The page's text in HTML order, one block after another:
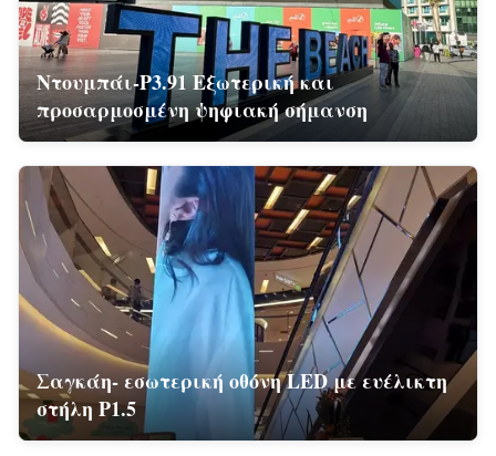
Ντουμπάι-P3.91 Εξωτερική και
προσαρμοσμένη ψηφιακή σήμανση
Σαγκάη- εσωτερική οθόνη LED με ευέλικτη
στήλη P1.5